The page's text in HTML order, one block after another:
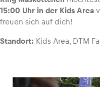
15:00 Uhr in der Kids Area
freuen sich auf dich!
Standort: Kids Area, DTM